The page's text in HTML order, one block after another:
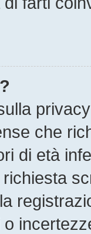
che
di età